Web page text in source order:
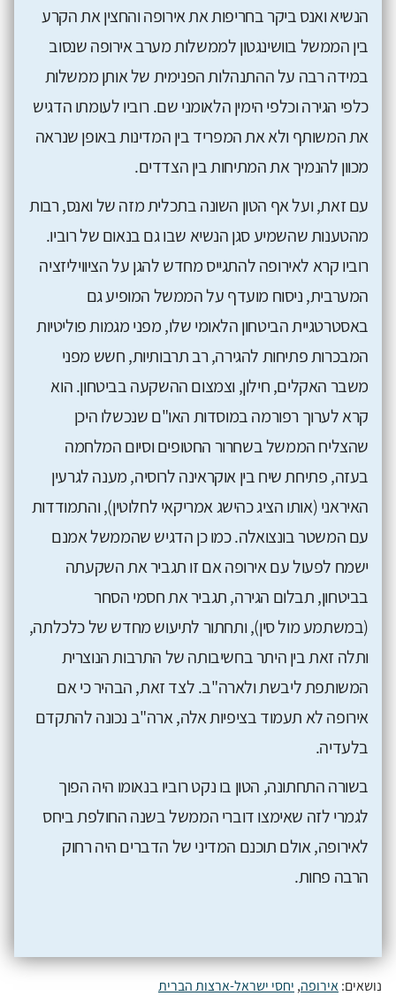
הנשיא ואנס ביקר בחריפות את אירופה והחצין את הקרע
בין הממשל בוושינגטון לממשלות מערב אירופה שנסוב
במידה רבה על ההתנהלות הפנימית של אותן ממשלות
כלפי הגירה וכלפי הימין הלאומני שם. רוביו לעומתו הדגיש
את המשותף ולא את המפריד בין המדינות באופן שנראה
מכוון להנמיך את המתיחות בין הצדדים.
עם זאת, ועל אף הטון השונה בתכלית מזה של ואנס, רבות
מהטענות שהשמיע סגן הנשיא שבו גם בנאום של רוביו.
רוביו קרא לאירופה להתגייס מחדש להגן על הציוויליזציה
המערבית, ניסוח מועדף על הממשל המופיע גם
באסטרטגיית הביטחון הלאומי שלו, מפני מגמות פוליטיות
המבכרות פתיחות להגירה, רב תרבותיות, חשש מפני
משבר האקלים, חילון, וצמצום ההשקעה בביטחון. הוא
קרא לערוך רפורמה במוסדות האו"ם שנכשלו היכן
שהצליח הממשל בשחרור החטופים וסיום המלחמה
בעזה, פתיחת שיח בין אוקראינה לרוסיה, מענה לגרעין
האיראני (אותו הציג כהישג אמריקאי לחלוטין), והתמודדות
עם המשטר בונצואלה. כמו כן הדגיש שהממשל אמנם
ישמח לפעול עם אירופה אם זו תגביר את השקעתה
בביטחון, תבלום הגירה, תגביר את חסמי הסחר
(במשתמע מול סין), ותחתור לתיעוש מחדש של כלכלתה,
ותלה זאת בין היתר בחשיבותה של התרבות הנוצרית
המשותפת ליבשת ולארה"ב. לצד זאת, הבהיר כי אם
אירופה לא תעמוד בציפיות אלה, ארה"ב נכונה להתקדם
בלעדיה.
בשורה התחתונה, הטון בו נקט רוביו בנאומו היה הפוך
לגמרי לזה שאימצו דוברי הממשל בשנה החולפת ביחס
לאירופה, אולם תוכנם המדיני של הדברים היה רחוק
הרבה פחות.
נושאים:אירופה, יחסי ישראל-ארצות הברית